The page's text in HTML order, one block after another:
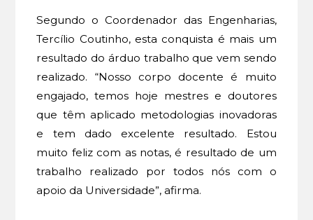
Segundo o Coordenador das Engenharias,
Tercílio Coutinho, esta conquista é mais um
resultado do árduo trabalho que vem sendo
realizado. “Nosso corpo docente é muito
engajado, temos hoje mestres e doutores
que têm aplicado metodologias inovadoras
e tem dado excelente resultado. Estou
muito feliz com as notas, é resultado de um
trabalho realizado por todos nós com o
apoio da Universidade”, afirma.